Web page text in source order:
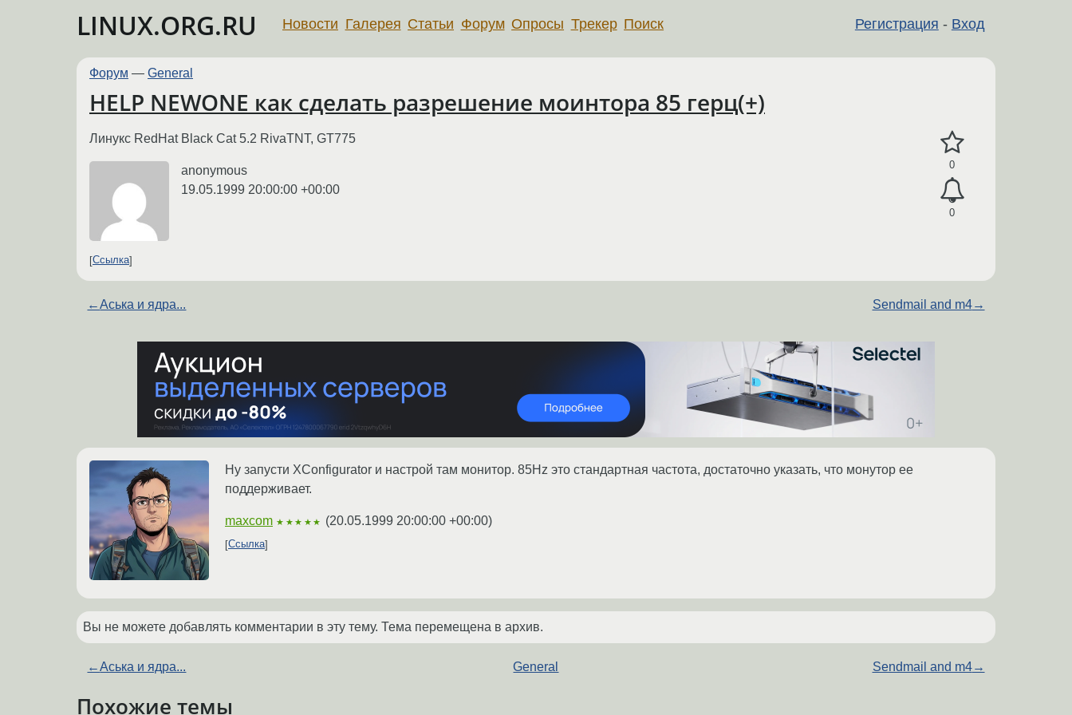
LINUX.ORG.RU Регистрация - Вход
Новости Галерея Статьи Форум Опросы Трекер Поиск
Форум — General
HELP NEWONE как сделать разрешение моинтора 85 герц(+)
0
0
Линукс RedHat Black Cat 5.2 RivaTNT, GT775
anonymous
19.05.1999 20:00:00 +00:00
Ссылка
←Аська и ядра... Sendmail and m4→
Ну запусти XConfigurator и настрой там монитор. 85Hz это стандартная частота, достаточно указать, что монутор ее
поддерживает.
maxcom ★★★★★ (20.05.1999 20:00:00 +00:00)
Ссылка
Вы не можете добавлять комментарии в эту тему. Тема перемещена в архив.
←Аська и ядра... General Sendmail and m4→
Похожие темы